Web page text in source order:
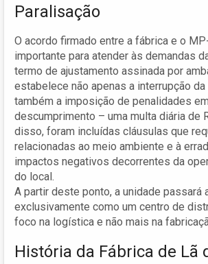
Paralisação
O acordo firmado entre a fábrica e o
importante para atender às demandas
termo de ajustamento assinada por
estabelece não apenas a interrupção da
também a imposição de penalidades
descumprimento – uma multa diária de
disso, foram incluídas cláusulas que
relacionadas ao meio ambiente e à
impactos negativos decorrentes da
do local.
A partir deste ponto, a unidade passará
exclusivamente como um centro de
foco na logística e não mais na
História da Fábrica de Lã